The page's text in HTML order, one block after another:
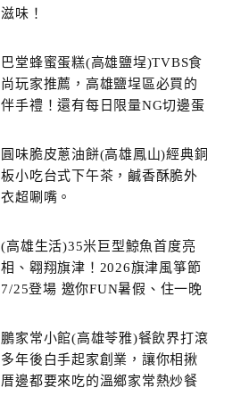
滋味！
巴堂蜂蜜蛋糕(高雄鹽埕)TVBS食
尚玩家推薦，高雄鹽埕區必買的
伴手禮！還有每日限量NG切邊蛋
圓味脆皮蔥油餅(高雄鳳山)經典銅
板小吃台式下午茶，鹹香酥脆外
衣超唰嘴。
(高雄生活)35米巨型鯨魚首度亮
相、翱翔旗津！2026旗津風箏節
7/25登場 邀你FUN暑假、住一晚
鵬家常小館(高雄苓雅)餐飲界打滾
多年後白手起家創業，讓你相揪
厝邊都要來吃的溫鄉家常熱炒餐